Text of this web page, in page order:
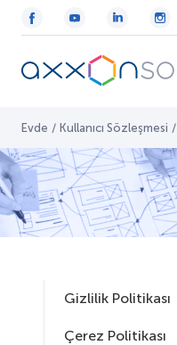
Evde / Kullanıcı Sözleşmesi /
Gizlilik Politikası
Çerez Politikası